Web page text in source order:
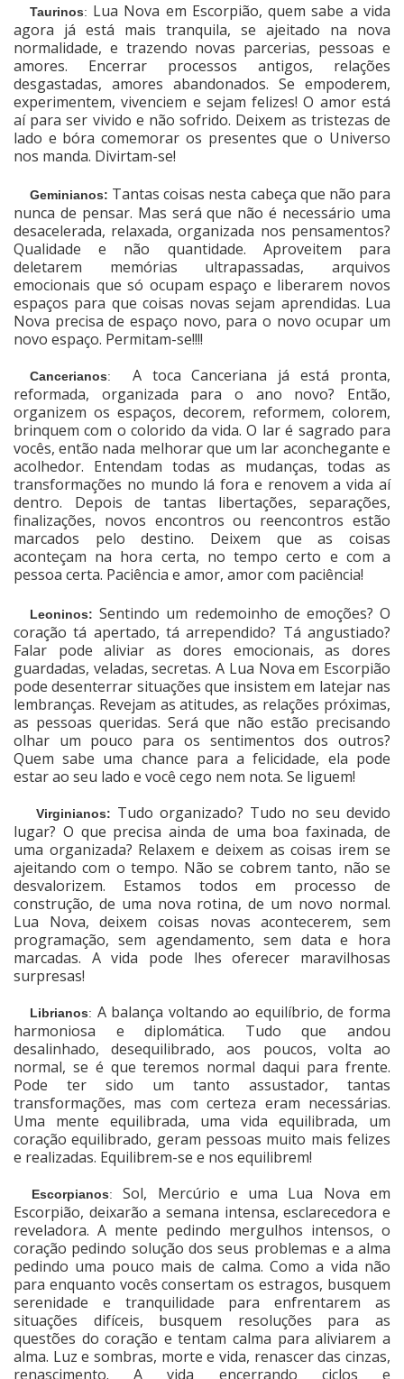
Taurinos: Lua Nova em Escorpião, quem sabe a vida
agora já está mais tranquila, se ajeitado na nova
normalidade, e trazendo novas parcerias, pessoas e
amores. Encerrar processos antigos, relações
desgastadas, amores abandonados. Se empoderem,
experimentem, vivenciem e sejam felizes! O amor está
aí para ser vivido e não sofrido. Deixem as tristezas de
lado e bóra comemorar os presentes que o Universo
nos manda. Divirtam-se!
Geminianos: Tantas coisas nesta cabeça que não para
nunca de pensar. Mas será que não é necessário uma
desacelerada, relaxada, organizada nos pensamentos?
Qualidade e não quantidade. Aproveitem para
deletarem memórias ultrapassadas, arquivos
emocionais que só ocupam espaço e liberarem novos
espaços para que coisas novas sejam aprendidas. Lua
Nova precisa de espaço novo, para o novo ocupar um
novo espaço. Permitam-se!!!!
Cancerianos: A toca Canceriana já está pronta,
reformada, organizada para o ano novo? Então,
organizem os espaços, decorem, reformem, colorem,
brinquem com o colorido da vida. O lar é sagrado para
vocês, então nada melhorar que um lar aconchegante e
acolhedor. Entendam todas as mudanças, todas as
transformações no mundo lá fora e renovem a vida aí
dentro. Depois de tantas libertações, separações,
finalizações, novos encontros ou reencontros estão
marcados pelo destino. Deixem que as coisas
aconteçam na hora certa, no tempo certo e com a
pessoa certa. Paciência e amor, amor com paciência!
Leoninos:Sentindo um redemoinho de emoções? O
coração tá apertado, tá arrependido? Tá angustiado?
Falar pode aliviar as dores emocionais, as dores
guardadas, veladas, secretas. A Lua Nova em Escorpião
pode desenterrar situações que insistem em latejar nas
lembranças. Revejam as atitudes, as relações próximas,
as pessoas queridas. Será que não estão precisando
olhar um pouco para os sentimentos dos outros?
Quem sabe uma chance para a felicidade, ela pode
estar ao seu lado e você cego nem nota. Se liguem!
Virginianos: Tudo organizado? Tudo no seu devido
lugar? O que precisa ainda de uma boa faxinada, de
uma organizada? Relaxem e deixem as coisas irem se
ajeitando com o tempo. Não se cobrem tanto, não se
desvalorizem. Estamos todos em processo de
construção, de uma nova rotina, de um novo normal.
Lua Nova, deixem coisas novas acontecerem, sem
programação, sem agendamento, sem data e hora
marcadas. A vida pode lhes oferecer maravilhosas
surpresas!
Librianos: A balança voltando ao equilíbrio, de forma
harmoniosa e diplomática. Tudo que andou
desalinhado, desequilibrado, aos poucos, volta ao
normal, se é que teremos normal daqui para frente.
Pode ter sido um tanto assustador, tantas
transformações, mas com certeza eram necessárias.
Uma mente equilibrada, uma vida equilibrada, um
coração equilibrado, geram pessoas muito mais felizes
e realizadas. Equilibrem-se e nos equilibrem!
Escorpianos:Sol, Mercúrio e uma Lua Nova em
Escorpião, deixarão a semana intensa, esclarecedora e
reveladora. A mente pedindo mergulhos intensos, o
coração pedindo solução dos seus problemas e a alma
pedindo uma pouco mais de calma. Como a vida não
para enquanto vocês consertam os estragos, busquem
serenidade e tranquilidade para enfrentarem as
situações difíceis, busquem resoluções para as
questões do coração e tentam calma para aliviarem a
alma. Luz e sombras, morte e vida, renascer das cinzas,
renascimento. A vida encerrando ciclos e